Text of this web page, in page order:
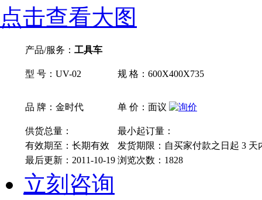
点击查看大图
产品/服务： 工具车
型 号：UV-02 规 格：600X400X735
品 牌：金时代 单 价：面议
供货总量：
最小起订量：
有效期至：长期有效
发货期限：自买家付款之日起 3 天
最后更新：2011-10-19 浏览次数： 1828
立刻咨询